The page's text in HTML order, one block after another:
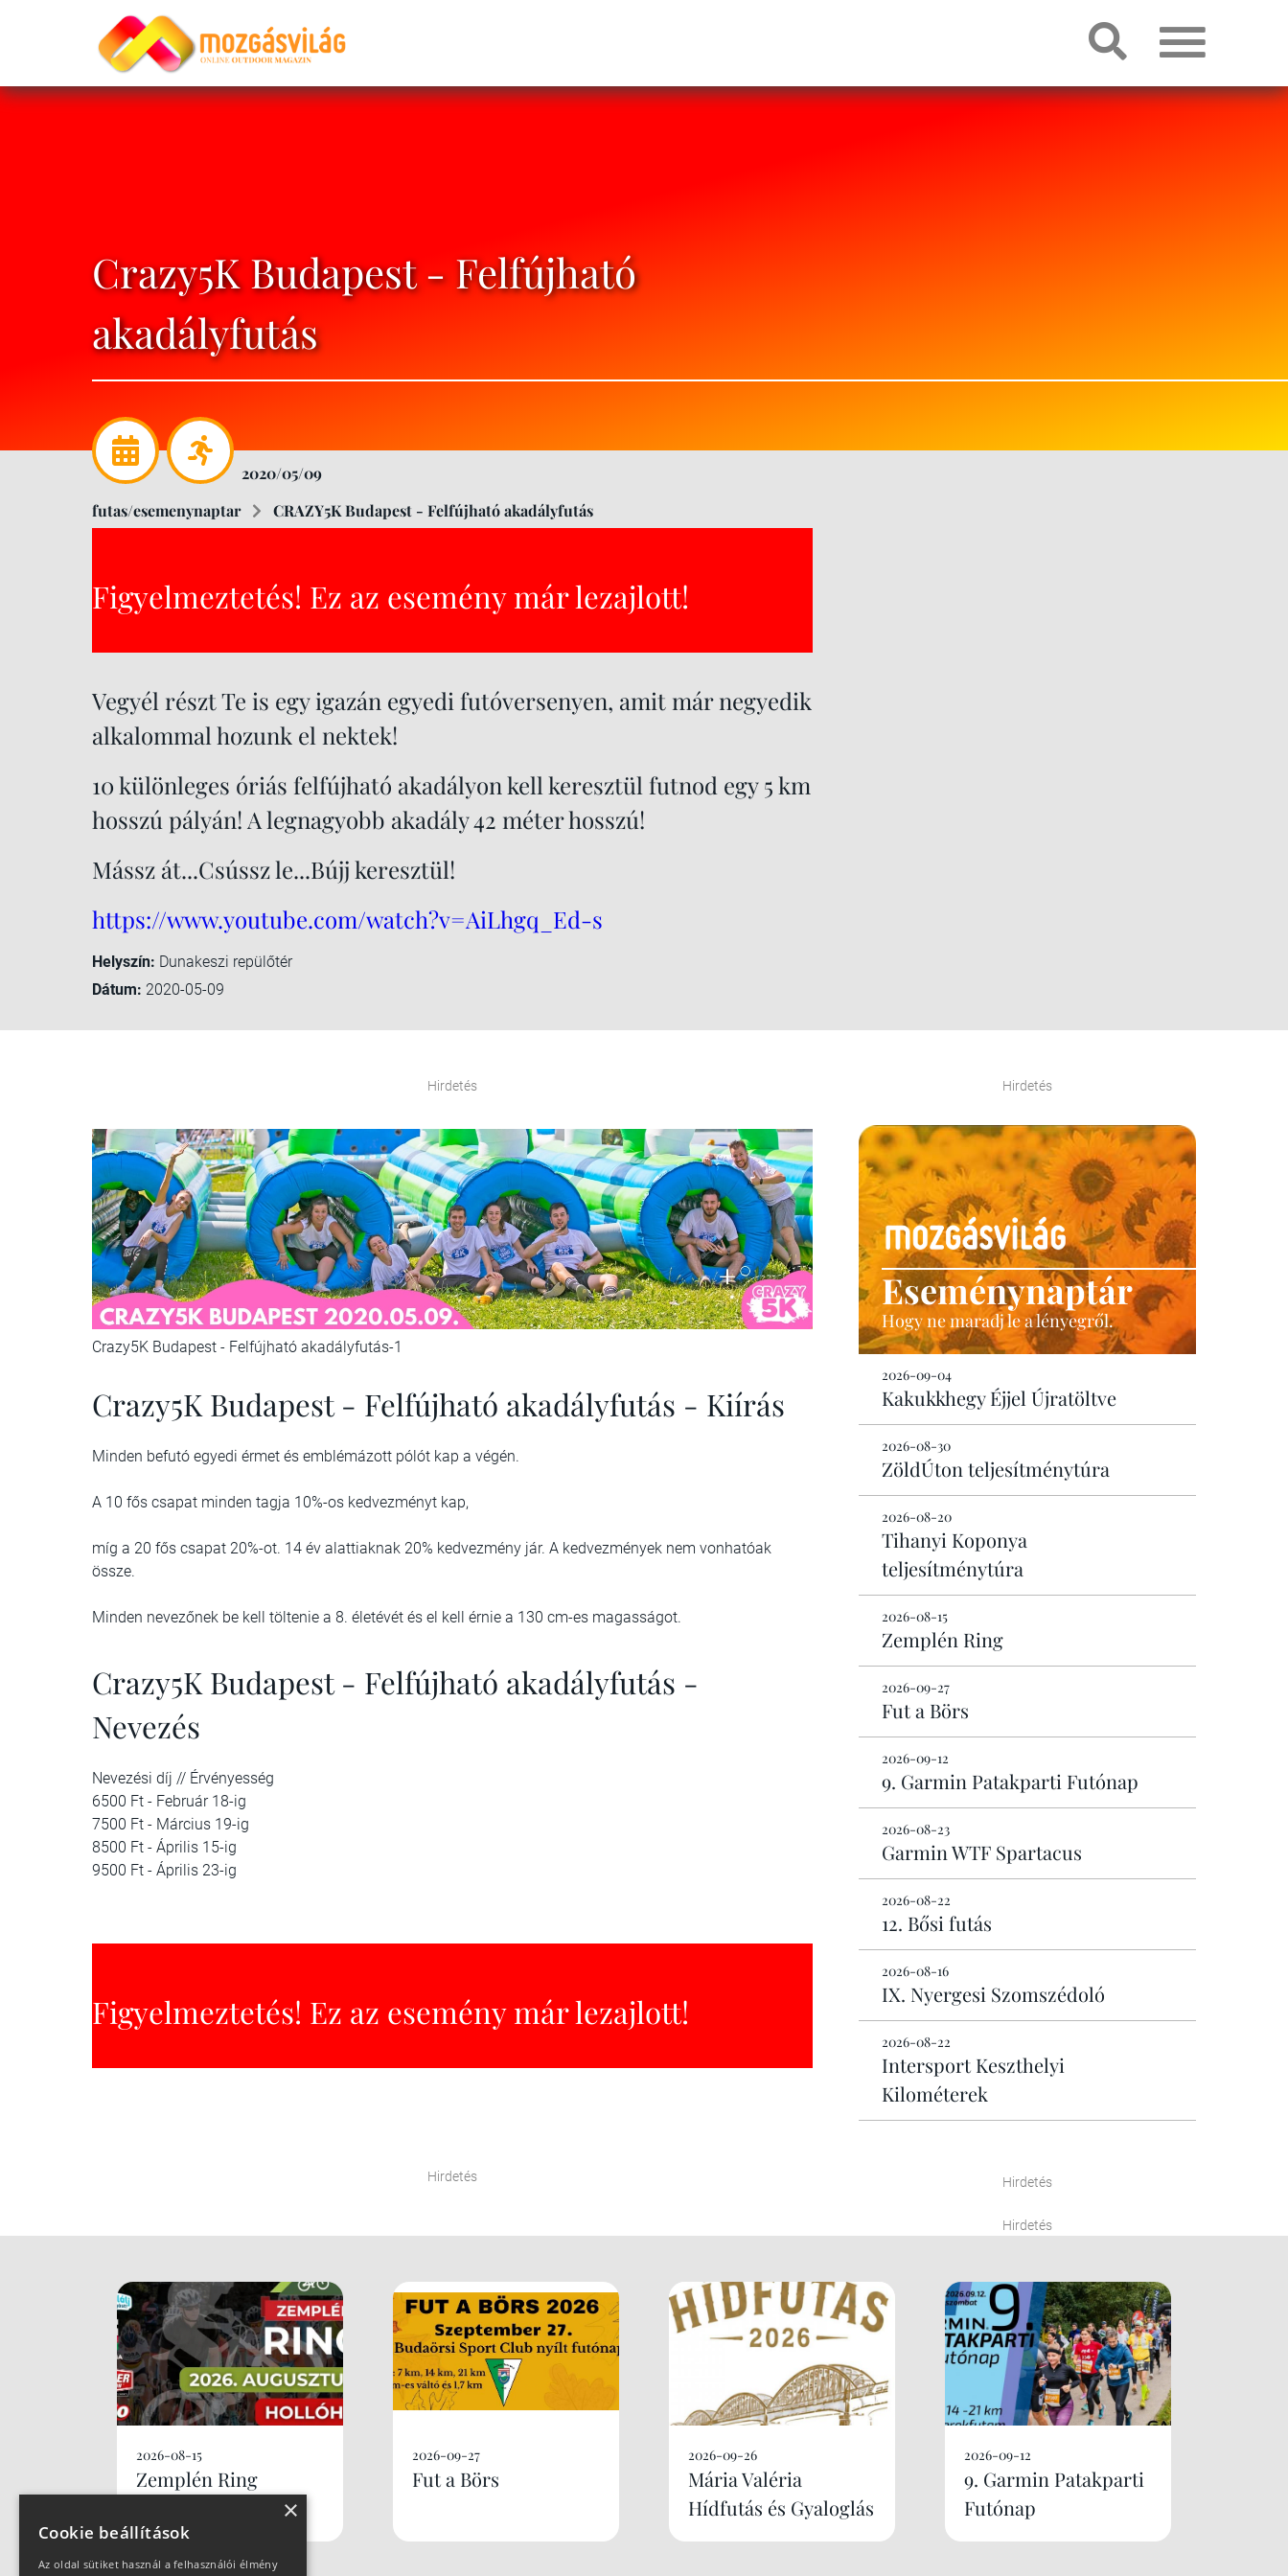
Crazy5K Budapest - Felfújható
akadályfutás
2020/05/09
futas/esemenynaptar
CRAZY5K Budapest - Felfújható akadályfutás
Figyelmeztetés! Ez az esemény már lezajlott!
Vegyél részt Te is egy igazán egyedi futóversenyen, amit már negyedik
alkalommal hozunk el nektek!
10 különleges óriás felfújható akadályon kell keresztül futnod egy 5 km
hosszú pályán! A legnagyobb akadály 42 méter hosszú!
Mássz át...Csússz le...Bújj keresztül!
https://www.youtube.com/watch?v=AiLhgq_Ed-s
Helyszín: Dunakeszi repülőtér
Dátum: 2020-05-09
Hirdetés
Crazy5K Budapest - Felfújható akadályfutás-1
Crazy5K Budapest - Felfújható akadályfutás - Kiírás
Minden befutó egyedi érmet és emblémázott pólót kap a végén.
A 10 fős csapat minden tagja 10%-os kedvezményt kap,
míg a 20 fős csapat 20%-ot. 14 év alattiaknak 20% kedvezmény jár. A kedvezmények nem vonhatóak
össze.
Minden nevezőnek be kell töltenie a 8. életévét és el kell érnie a 130 cm-es magasságot.
Crazy5K Budapest - Felfújható akadályfutás -
Nevezés
Nevezési díj // Érvényesség
6500 Ft - Február 18-ig
7500 Ft - Március 19-ig
8500 Ft - Április 15-ig
9500 Ft - Április 23-ig
Figyelmeztetés! Ez az esemény már lezajlott!
Hirdetés
Hirdetés
Eseménynaptár
Hogy ne maradj le a lényegről.
2026-09-04
Kakukkhegy Éjjel Újratöltve
2026-08-30
ZöldÚton teljesítménytúra
2026-08-20
Tihanyi Koponya
teljesítménytúra
2026-08-15
Zemplén Ring
2026-09-27
Fut a Börs
2026-09-12
9. Garmin Patakparti Futónap
2026-08-23
Garmin WTF Spartacus
2026-08-22
12. Bősi futás
2026-08-16
IX. Nyergesi Szomszédoló
2026-08-22
Intersport Keszthelyi
Kilométerek
Hirdetés
Hirdetés
2026-08-15
Zemplén Ring
2026-09-27
Fut a Börs
2026-09-26
Mária Valéria
Hídfutás és Gyaloglás
2026-09-12
9. Garmin Patakparti
Futónap
×
Cookie beállítások
Az oldal sütiket használ a felhasználói élmény